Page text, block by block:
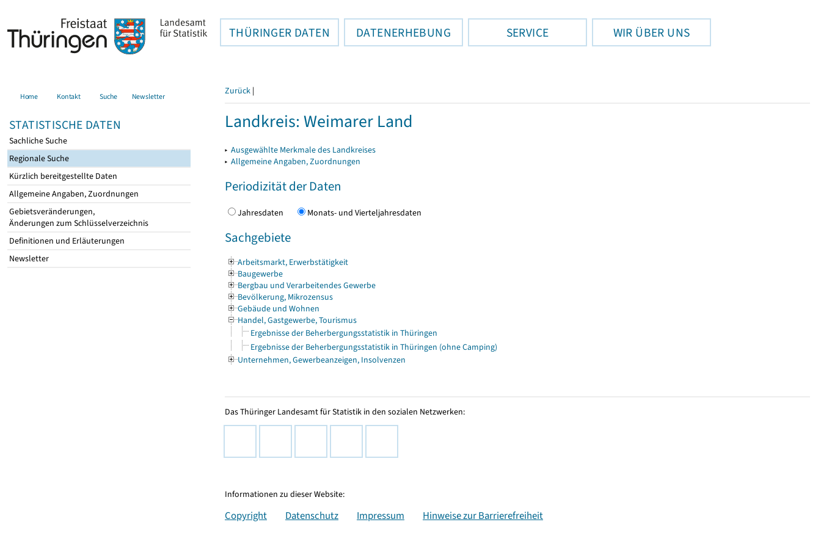
THÜRINGER DATEN DATENERHEBUNG SERVICE WIR ÜBER UNS
Home Kontakt Suche Newsletter
STATISTISCHE DATEN
Sachliche Suche
Regionale Suche
Kürzlich bereitgestellte Daten
Allgemeine Angaben, Zuordnungen
Gebietsveränderungen,
Änderungen zum Schlüsselverzeichnis
Definitionen und Erläuterungen
Newsletter
Zurück |
Landkreis: Weimarer Land
▸ Ausgewählte Merkmale des Landkreises
▸ Allgemeine Angaben, Zuordnungen
Periodizität der Daten
Jahresdaten Monats- und Vierteljahresdaten
Sachgebiete
Arbeitsmarkt, Erwerbstätigkeit
Baugewerbe
Bergbau und Verarbeitendes Gewerbe
Bevölkerung, Mikrozensus
Gebäude und Wohnen
Handel, Gastgewerbe, Tourismus
Ergebnisse der Beherbergungsstatistik in Thüringen
Ergebnisse der Beherbergungsstatistik in Thüringen (ohne Camping)
Unternehmen, Gewerbeanzeigen, Insolvenzen
Das Thüringer Landesamt für Statistik in den sozialen Netzwerken:
Informationen zu dieser Website:
Copyright Datenschutz Impressum Hinweise zur Barrierefreiheit